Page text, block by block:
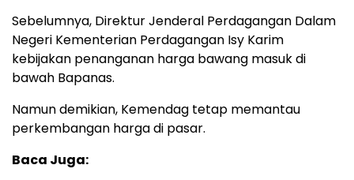
Sebelumnya, Direktur Jenderal Perdagangan Dalam
Negeri Kementerian Perdagangan Isy Karim
kebijakan penanganan harga bawang masuk di
bawah Bapanas.
Namun demikian, Kemendag tetap memantau
perkembangan harga di pasar.
Baca Juga: